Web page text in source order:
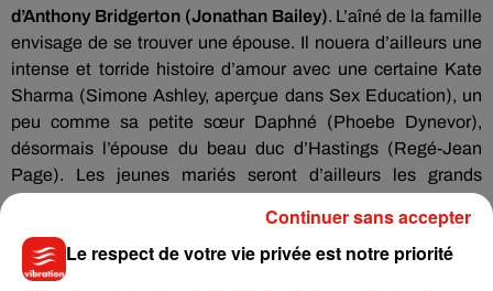
d’Anthony Bridgerton (Jonathan Bailey). L’aîné de la famille
envisage de se trouver une épouse. Il nouera d’ailleurs une
intense et torride histoire d’amour avec une certaine Kate
Sharma (Simone Ashley, aperçue dans Sex Education), un
peu comme sa petite sœur Daphné (Phoebe Dynevor),
désormais l’épouse du beau duc d’Hastings (Regé-Jean
Page). Les jeunes mariés seront d’ailleurs les grands
absents de cette saison 2.
Lady Whistledown est bien renseignée : la saison 2 de La
Chronique des Bridgerton sera dispo le 25 mars 2022 !
Le respect de votre vie privée est notre priorité
Continuer sans accepter